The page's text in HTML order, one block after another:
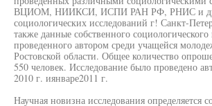
ВЦИОМ, НИИКСИ, ИСПИ РАН РФ, РНИС и
социологических исследований г! Санкт-
также данные собственного социологического
проведенного автором среди учащейся
Ростовской области. Общее количество
550 человек. Исследование было проведено
2010 г. иянваре2011 г.
Научная новизна исследования определяется